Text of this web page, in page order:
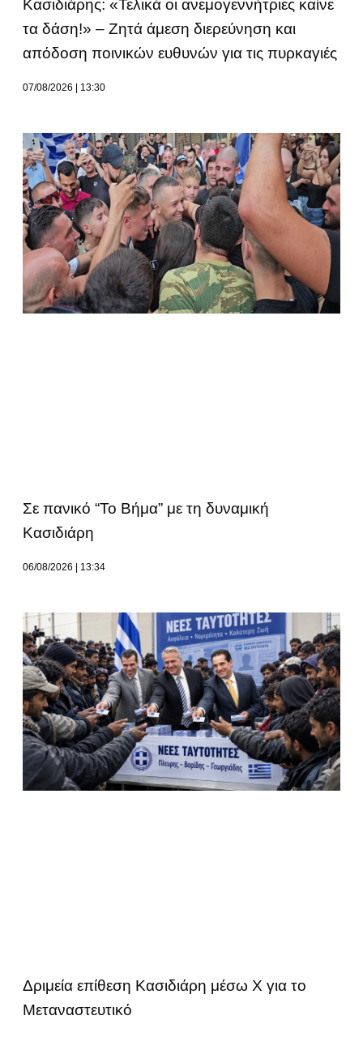
Κασιδιάρης: «Τελικά οι ανεμογεννήτριες καίνε
τα δάση!» – Ζητά άμεση διερεύνηση και
απόδοση ποινικών ευθυνών για τις πυρκαγιές
07/08/2026 13:30
Σε πανικό “Το Βήμα” με τη δυναμική
Κασιδιάρη
06/08/2026 13:34
Δριμεία επίθεση Κασιδιάρη μέσω Χ για το
Μεταναστευτικό